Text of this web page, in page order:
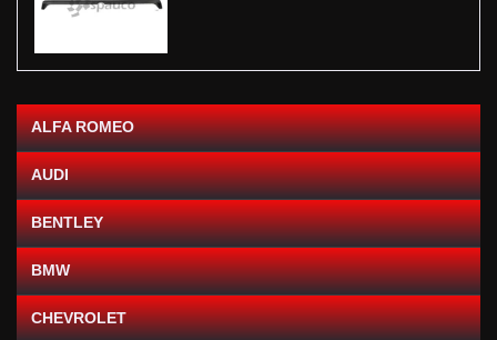
ALFA ROMEO
AUDI
BENTLEY
BMW
CHEVROLET